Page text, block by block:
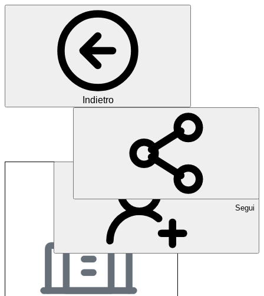
Indietro
Segui
Bellevue Medical